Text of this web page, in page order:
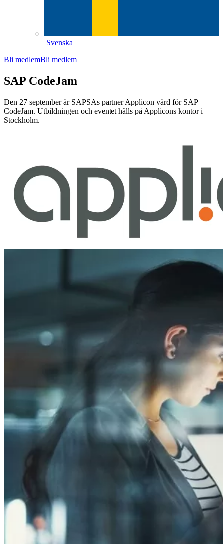
Svenska
Bli medlemBli medlem
SAP CodeJam
Den 27 september är SAPSAs partner Applicon värd för SAP
CodeJam. Utbildningen och eventet hålls på Applicons kontor i
Stockholm.